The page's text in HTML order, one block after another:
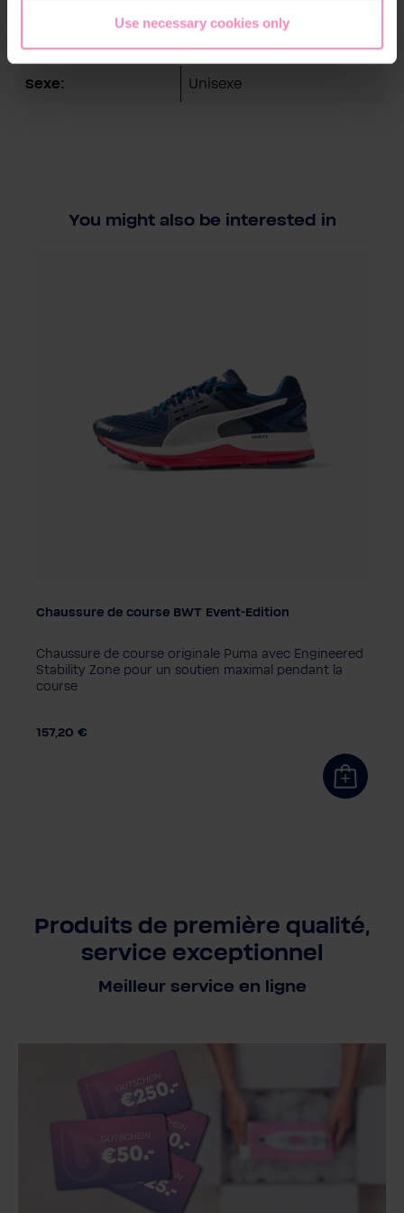
Use necessary cookies only
Détails techniques
Sexe: Unisexe
You might also be interested in
Couleur
Tailles des chaussures
37,5
Chaussure de course BWT Event-Edition
Chaussure de course originale Puma avec Engineered
Stability Zone pour un soutien maximal pendant la
course
157,20 €
Produits de première qualité,
service exceptionnel
Meilleur service en ligne